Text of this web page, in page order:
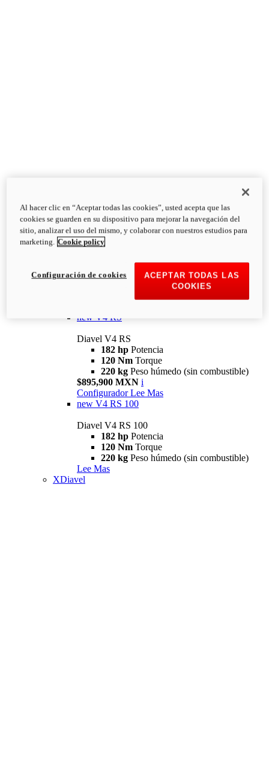
Diavel
V4
Diavel V4
126 NmTorque
223 kg
PESO HÚMEDO SIN
new V4 RS
Diavel V4 RS
182 hp Potencia
120 Nm Torque
220 kg Peso húmedo (sin combustible)
$895,900 MXN i
Configurador Lee Mas
new V4 RS 100
Diavel V4 RS 100
182 hp Potencia
120 Nm Torque
220 kg Peso húmedo (sin combustible)
Lee Mas
XDiavel
Al hacer clic en “Aceptar todas las cookies”, usted acepta que las
cookies se guarden en su dispositivo para mejorar la navegación del
sitio, analizar el uso del mismo, y colaborar con nuestros estudios para
marketing. Cookie policy
ACEPTAR TODAS LAS
COOKIES
Configuración de cookies